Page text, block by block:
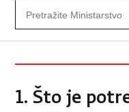
1. Što je